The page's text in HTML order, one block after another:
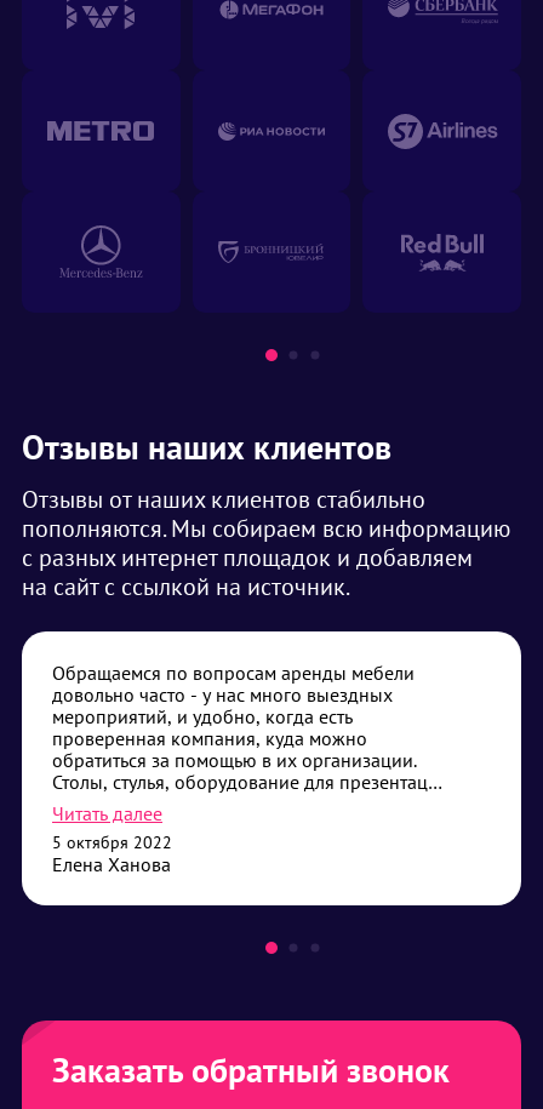
Отзывы наших клиентов
Отзывы от наших клиентов стабильно
пополняются. Мы собираем всю информацию
с разных интернет площадок и добавляем
на сайт с ссылкой на источник.
Обращаемся по вопросам аренды мебели
довольно часто - у нас много выездных
мероприятий, и удобно, когда есть
проверенная компания, куда можно
обратиться за помощью в их организации.
Столы, стулья, оборудование для презентаций
- самые частые наши запросы. Привозят без
опозданий, помогают с установкой, если
требуется - всегда дадут совет что лучше
выбрать. Сотрудничество нас устраивает,
Читать далее
5 октября 2022
Елена Ханова
Заказать обратный звонок